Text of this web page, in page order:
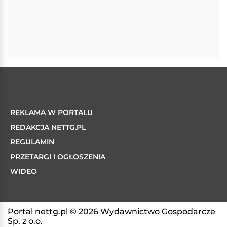
REKLAMA W PORTALU
REDAKCJA NETTG.PL
REGULAMIN
PRZETARGI I OGŁOSZENIA
WIDEO
Portal nettg.pl © 2026 Wydawnictwo Gospodarcze
Sp. z o.o.